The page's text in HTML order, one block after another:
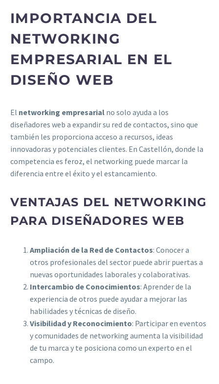
IMPORTANCIA DEL
NETWORKING
EMPRESARIAL EN EL
DISEÑO WEB
El networking empresarial no solo ayuda a los
diseñadores web a expandir su red de contactos, sino que
también les proporciona acceso a recursos, ideas
innovadoras y potenciales clientes. En Castellón, donde la
competencia es feroz, el networking puede marcar la
diferencia entre el éxito y el estancamiento.
VENTAJAS DEL NETWORKING
PARA DISEÑADORES WEB
Ampliación de la Red de Contactos: Conocer a
otros profesionales del sector puede abrir puertas a
nuevas oportunidades laborales y colaborativas.
Intercambio de Conocimientos: Aprender de la
experiencia de otros puede ayudar a mejorar las
habilidades y técnicas de diseño.
Visibilidad y Reconocimiento: Participar en eventos
y comunidades de networking aumenta la visibilidad
de tu marca y te posiciona como un experto en el
campo.